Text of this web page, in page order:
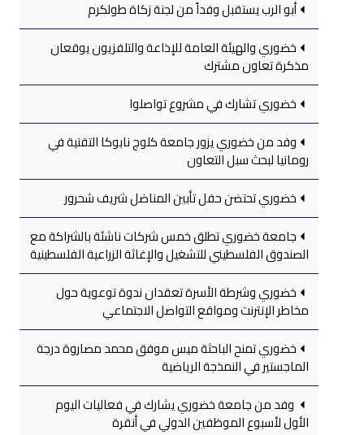
أبو الرب يستقبل وفداً من لجنة زكاة طولكرم
خضوري والهيئة العامة للإذاعة والتلفزيون يوقعان
مذكرة تعاون مشترك
خضوري تشارك في مشروع تواصلوا
وفد من خضوري يزور جامعة كلوج نابوكا التقنية في
رومانيا لبحث سبل التعاون
خضوري تحتضن حفل تأبين المناضل شريف شحرور
جامعة خضوري تطلق خمس شركات ناشئة بالشراكة مع
الصندوق الفلسطيني للتشغيل والإغاثة الزراعية الفلسطينية
خضوري وشرطة الأسرة تعقدان ندوة توعوية حول
مخاطر الإنترنت ومواقع التواصل الاجتماعي
خضوري تمنح الباحثة ميس موفق محمد مصاروة درجة
الماجستير في النمذجة الرياضية
وفد من جامعة خضوري يشارك في فعاليات اليوم
الأول لأسبوع الموظفين الدولي في أنقرة